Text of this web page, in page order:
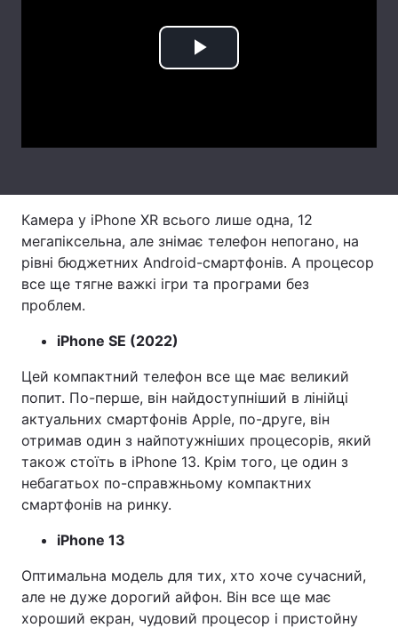
Play
Камера у iPhone XR всього лише одна, 12
мегапіксельна, але знімає телефон непогано, на
рівні бюджетних Android-смартфонів. А процесор
все ще тягне важкі ігри та програми без
проблем.
iPhone SE (2022)
Цей компактний телефон все ще має великий
попит. По-перше, він найдоступніший в лінійці
актуальних смартфонів Apple, по-друге, він
отримав один з найпотужніших процесорів, який
також стоїть в iPhone 13. Крім того, це один з
небагатьох по-справжньому компактних
смартфонів на ринку.
iPhone 13
Оптимальна модель для тих, хто хоче сучасний,
але не дуже дорогий айфон. Він все ще має
хороший екран, чудовий процесор і пристойну